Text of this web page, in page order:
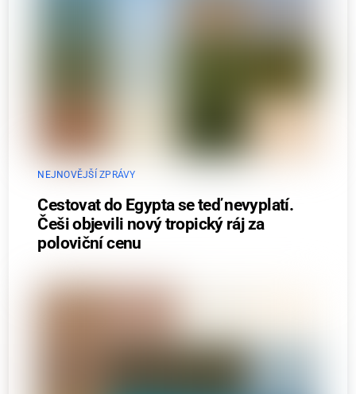
NEJNOVĚJŠÍ ZPRÁVY
Cestovat do Egypta se teď nevyplatí.
Češi objevili nový tropický ráj za
poloviční cenu